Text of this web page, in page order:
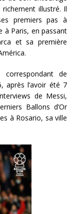
illustré. Il
premiers pas à
à Paris, en passant
et sa première
de
après l’avoir été 7
de Messi,
Ballons d’Or
à Rosario, sa ville